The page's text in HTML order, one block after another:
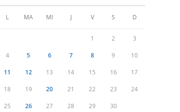
L MA MI J V S D
1 2 3
4 5 6 7 8 9 10
11 12 13 14 15 16 17
18 19 20 21 22 23 24
25 26 27 28 29 30